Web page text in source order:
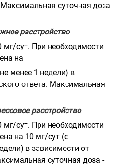
суточная доза
расстройство
мг/сут. При необходимости
на
менее 1 недели) в
ответа. Максимальная
расстройство
мг/сут. При необходимости
на 10 мг/сут (с
в зависимости от
суточная доза -